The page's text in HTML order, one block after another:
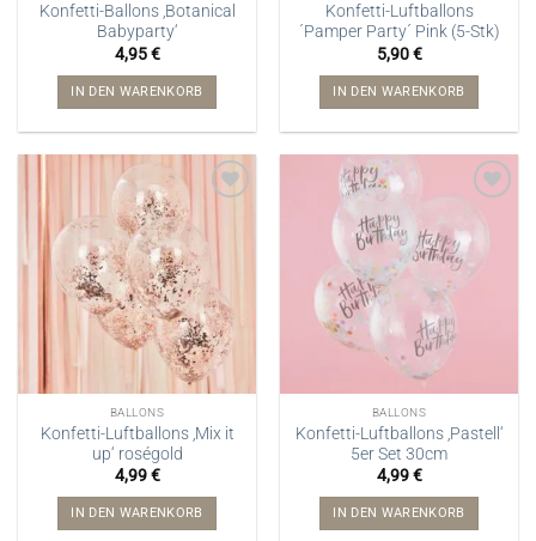
Konfetti-Ballons ‚Botanical
Babyparty‘
4,95€
IN DEN WARENKORB
Konfetti-Luftballons
´Pamper Party´ Pink (5-Stk)
5,90€
IN DEN WARENKORB
BALLONS
Konfetti-Luftballons ‚Mix it
up‘ roségold
4,99€
IN DEN WARENKORB
BALLONS
Konfetti-Luftballons ‚Pastell‘
5er Set 30cm
4,99€
IN DEN WARENKORB